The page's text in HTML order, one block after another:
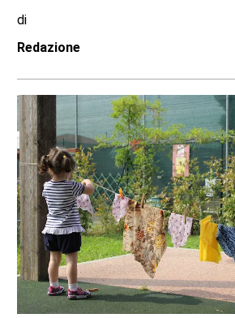
di
Redazione